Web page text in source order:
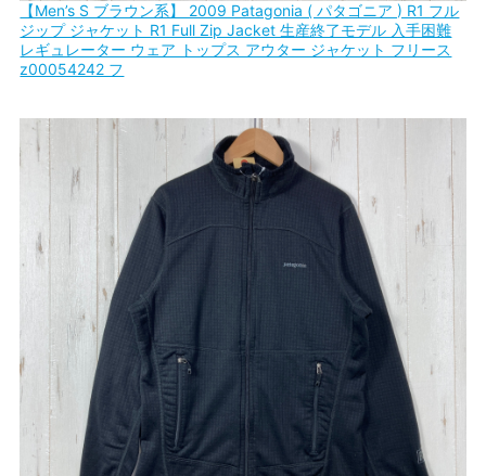
【Men’s S ブラウン系】 2009 Patagonia ( パタゴニア ) R1 フル
ジップ ジャケット R1 Full Zip Jacket 生産終了モデル 入手困難
レギュレーター ウェア トップス アウター ジャケット フリース
z00054242 フ